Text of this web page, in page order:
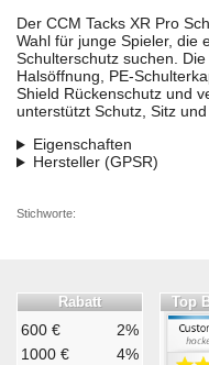
Der CCM Tacks XR Pro
Wahl für junge Spieler, die
Schulterschutz suchen.
Halsöffnung, PE-
Shield Rückenschutz und
unterstützt Schutz, Sitz
Eigenschaften
Hersteller (GPSR)
Stichworte:
Rabatt
600 €
2%
1000 €
4%
Top